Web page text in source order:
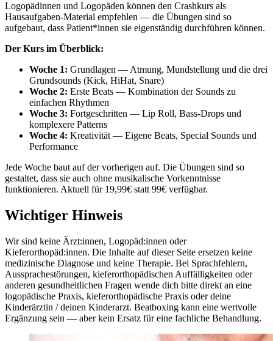
Logopädinnen und Logopäden können den Crashkurs als
Hausaufgaben-Material empfehlen — die Übungen sind so
aufgebaut, dass Patient*innen sie eigenständig durchführen können.
Der Kurs im Überblick:
Woche 1: Grundlagen — Atmung, Mundstellung und die drei
Grundsounds (Kick, HiHat, Snare)
Woche 2: Erste Beats — Kombination der Sounds zu
einfachen Rhythmen
Woche 3: Fortgeschritten — Lip Roll, Bass-Drops und
komplexere Patterns
Woche 4: Kreativität — Eigene Beats, Special Sounds und
Performance
Jede Woche baut auf der vorherigen auf. Die Übungen sind so
gestaltet, dass sie auch ohne musikalische Vorkenntnisse
funktionieren. Aktuell für 19,99€ statt 99€ verfügbar.
Wichtiger Hinweis
Wir sind keine Ärzt:innen, Logopäd:innen oder
Kieferorthopäd:innen. Die Inhalte auf dieser Seite ersetzen keine
medizinische Diagnose und keine Therapie. Bei Sprachfehlern,
Aussprachestörungen, kieferorthopädischen Auffälligkeiten oder
anderen gesundheitlichen Fragen wende dich bitte direkt an eine
logopädische Praxis, kieferorthopädische Praxis oder deine
Kinderärztin / deinen Kinderarzt. Beatboxing kann eine wertvolle
Ergänzung sein — aber kein Ersatz für eine fachliche Behandlung.